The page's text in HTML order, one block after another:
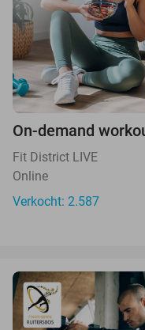
On-demand
Fit District LIVE
Online
Verkocht: 2.587